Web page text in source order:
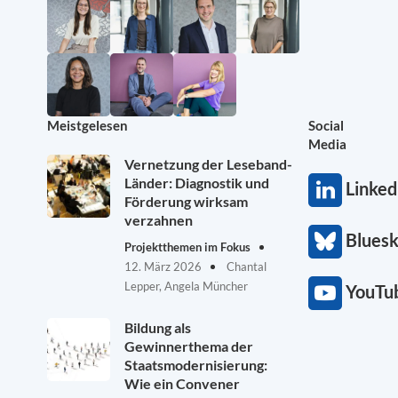
Meistgelesen
Vernetzung der Leseband-
Länder: Diagnostik und
Förderung wirksam
verzahnen
Projektthemen im Fokus
12. März 2026
Chantal
Lepper, Angela Müncher
Bildung als
Gewinnerthema der
Staatsmodernisierung:
Wie ein Convener
Social
Media